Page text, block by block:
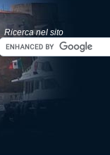
Ricerca nel sito